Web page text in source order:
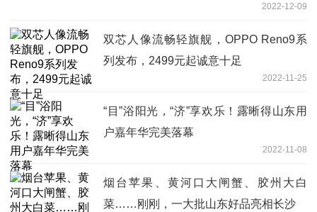
2022-12-09
双芯人像流畅轻旗舰，OPPO Reno9系
列发布，2499元起诚意十足
2022-11-25
“目”浴阳光，“济”享欢乐！露晰得山东用
户嘉年华完美落幕
2022-11-08
烟台苹果、黄河口大闸蟹、胶州大白
菜……刚刚，一大批山东好品亮相长沙